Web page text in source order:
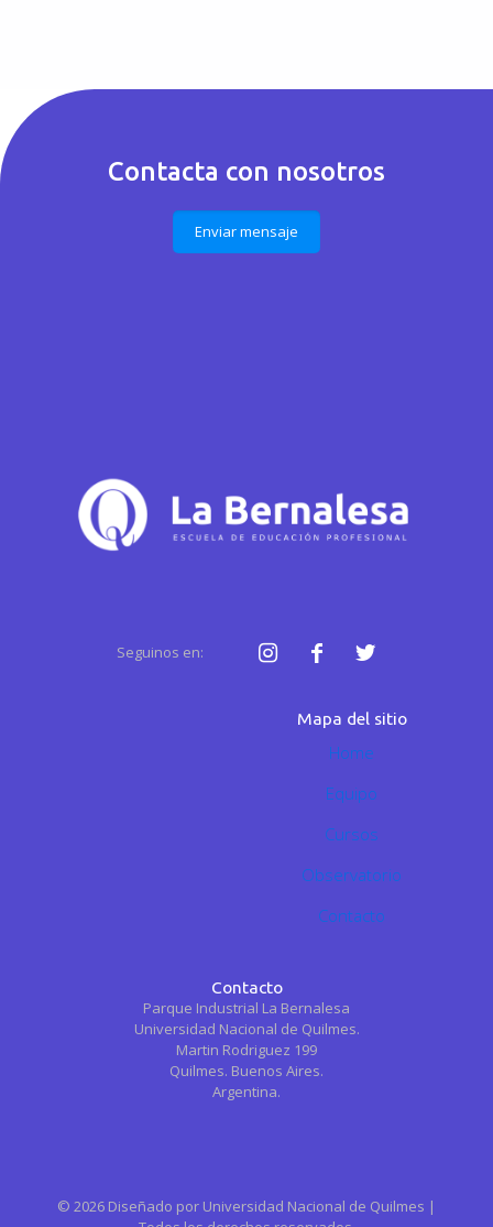
Contacta con nosotros
Enviar mensaje
Seguinos en:
Mapa del sitio
Home
Equipo
Cursos
Observatorio
Contacto
Contacto
Parque Industrial La Bernalesa
Universidad Nacional de Quilmes.
Martin Rodriguez 199
Quilmes. Buenos Aires.
Argentina.
© 2026 Diseñado por Universidad Nacional de Quilmes |